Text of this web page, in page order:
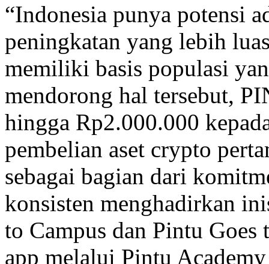
“Indonesia punya potensi
peningkatan yang lebih
memiliki basis populasi
mendorong hal tersebut,
hingga Rp2.000.000
pembelian aset crypto
sebagai bagian dari
konsisten menghadirkan
to Campus dan Pintu
app melalui Pintu